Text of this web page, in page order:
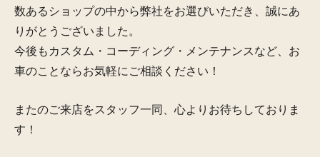
数あるショップの中から弊社をお選びいただき、誠にあ
りがとうございました。
今後もカスタム・コーディング・メンテナンスなど、お
車のことならお気軽にご相談ください！
またのご来店をスタッフ一同、心よりお待ちしておりま
す！